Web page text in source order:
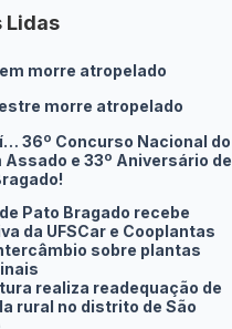
Lidas
morre atropelado
morre atropelado
36º Concurso Nacional do
Assado e 33º Aniversário de
Pato Bragado recebe
da UFSCar e Cooplantas
sobre plantas
realiza readequação de
rural no distrito de São